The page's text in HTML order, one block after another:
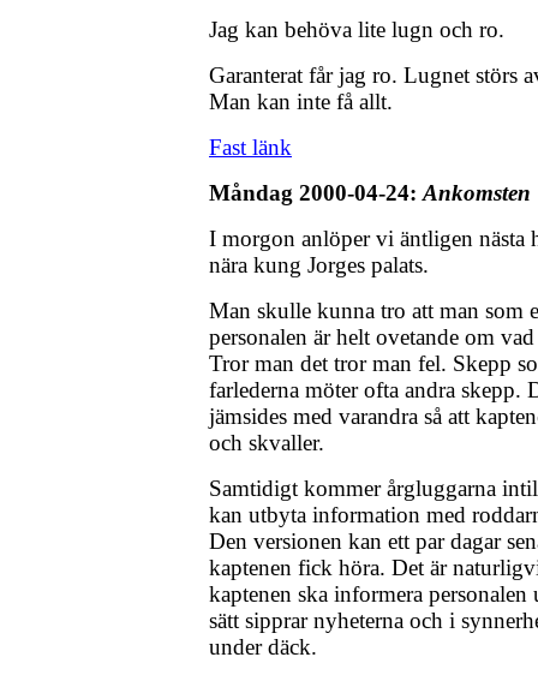
Jag kan behöva lite lugn och ro.
Garanterat får jag ro. Lugnet störs
Man kan inte få allt.
Fast länk
Måndag 2000-04-24: Ankomsten
I morgon anlöper vi äntligen nästa
nära kung Jorges palats.
Man skulle kunna tro att man som
personalen är helt ovetande om
Tror man det tror man fel. Skepp
farlederna möter ofta andra skepp.
jämsides med varandra så att
och skvaller.
Samtidigt kommer årgluggarna
kan utbyta information med
Den versionen kan ett par dagar
kaptenen fick höra. Det är
kaptenen ska informera
sätt sipprar nyheterna och i
under däck.